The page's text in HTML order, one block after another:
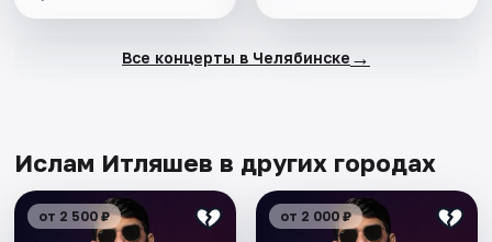
Все концерты в Челябинске →
Ислам Итляшев в других городах
от 2 500 ₽ от 2 000 ₽